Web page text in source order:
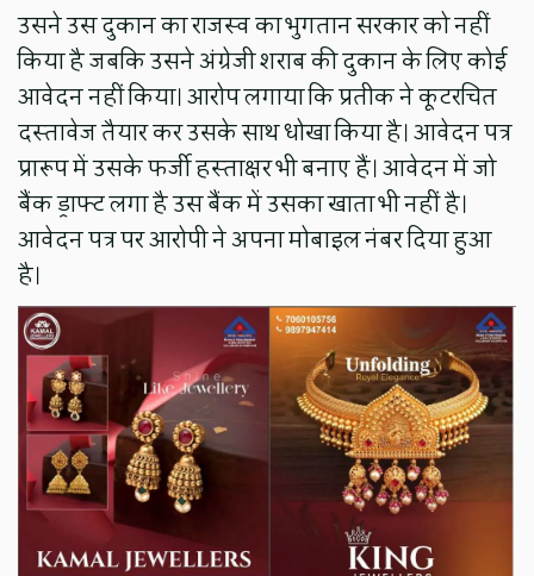
उसने उस दुकान का राजस्व का भुगतान सरकार को नहीं
किया है जबकि उसने अंग्रेजी शराब की दुकान के लिए कोई
आवेदन नहीं किया। आरोप लगाया कि प्रतीक ने कूटरचित
दस्तावेज तैयार कर उसके साथ धोखा किया है। आवेदन पत्र
प्रारूप में उसके फर्जी हस्ताक्षर भी बनाए हैं। आवेदन में जो
बैंक ड्राफ्ट लगा है उस बैंक में उसका खाता भी नहीं है।
आवेदन पत्र पर आरोपी ने अपना मोबाइल नंबर दिया हुआ
है।